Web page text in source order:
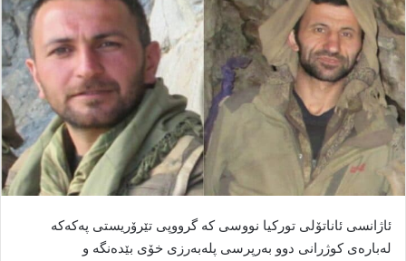
ی
م
ی
ل
ئاژانسی ئاناتۆلی تورکیا نووسی کە گرووپی تێرۆریستی پەکەکە
لەبارەی کوژرانی دوو بەرپرسی پلەبەرزی خۆی بێدەنگە و